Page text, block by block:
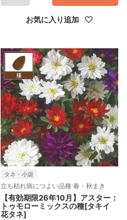
お気に入り追加
タネ・小袋
立ち枯れ病につよい品種 春・秋まき
【有効期限26年10月】アスター：
トゥモローミックスの種[タキイ
花タネ]